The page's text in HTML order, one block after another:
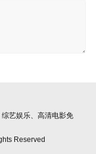
艺娱乐、高清电影免
Reserved